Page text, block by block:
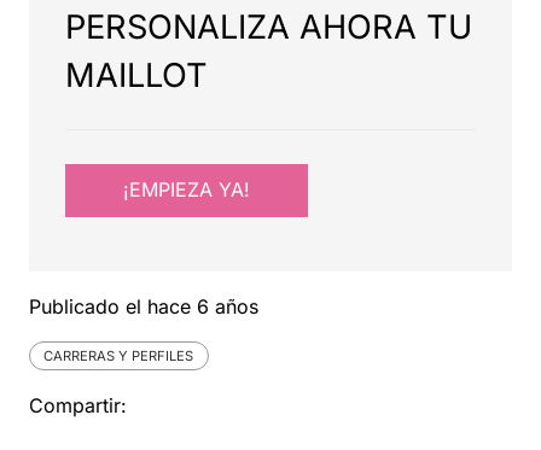
PERSONALIZA AHORA TU
MAILLOT
¡EMPIEZA YA!
Publicado el hace 6 años
CARRERAS Y PERFILES
Compartir: